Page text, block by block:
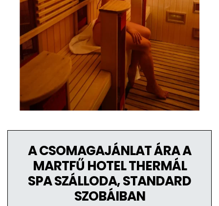
A CSOMAGAJÁNLAT ÁRA A
MARTFŰ HOTEL THERMÁL
SPA SZÁLLODA, STANDARD
SZOBÁIBAN